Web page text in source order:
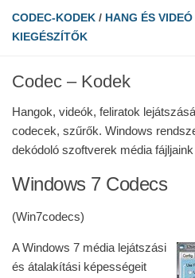
CODEC-KODEK / HANG ÉS
KIEGÉSZÍTŐK
Codec – Kodek
Hangok, videók, feliratok
codecek, szűrők. Windows
dekódoló szoftverek média
Windows 7 Codecs
(Win7codecs)
A Windows 7 média lejátszási
és átalakítási képességeit